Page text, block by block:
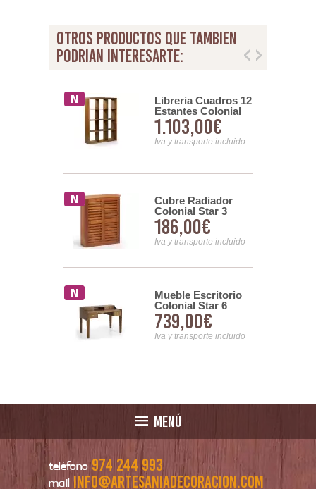
otros productos que tambien
podrian interesarte:
Libreria Cuadros 12
Estantes Colonial
Star
1.103,00€
Iva y transporte incluido
Cubre Radiador
Colonial Star 3
Tamaños
186,00€
Iva y transporte incluido
Mueble Escritorio
Colonial Star 6
Cajones 2 Bandejas
739,00€
Iva y transporte incluido
MENÚ
teléfono 974 244 993
mail info@artesaniadecoracion.com